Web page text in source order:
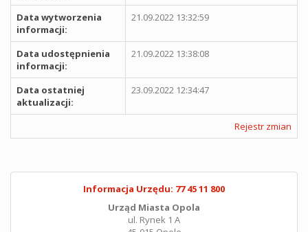
Data wytworzenia
informacji:
21.09.2022 13:32:59
Data udostępnienia
informacji:
21.09.2022 13:38:08
Data ostatniej
aktualizacji:
23.09.2022 12:34:47
Rejestr zmian
Informacja Urzędu: 77 45 11 800
Urząd Miasta Opola
ul. Rynek 1 A